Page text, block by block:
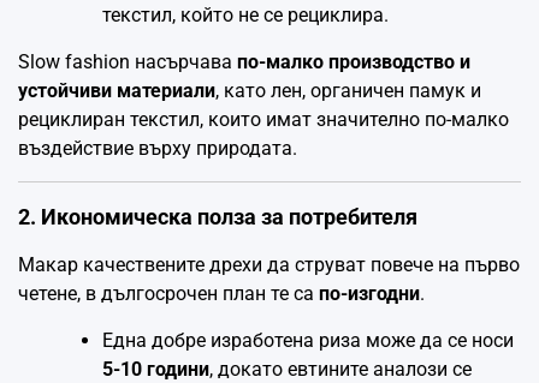
текстил, който не се рециклира.
Slow fashion насърчава по-малко производство и
устойчиви материали, като лен, органичен памук и
рециклиран текстил, които имат значително по-малко
въздействие върху природата.
2. Икономическа полза за потребителя
Макар качествените дрехи да струват повече на първо
четене, в дългосрочен план те са по-изгодни.
Една добре изработена риза може да се носи
5-10 години, докато евтините аналози се